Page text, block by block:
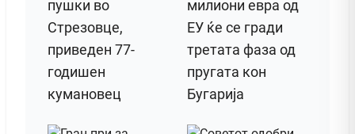
пушки во
Стрезовце,
приведен 77-
годишен
кумановец
милиони евра од
ЕУ ќе се гради
третата фаза од
пругата кон
Бугарија